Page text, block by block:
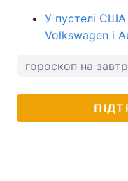
У пустелі США
Volkswagen і
гороскоп на